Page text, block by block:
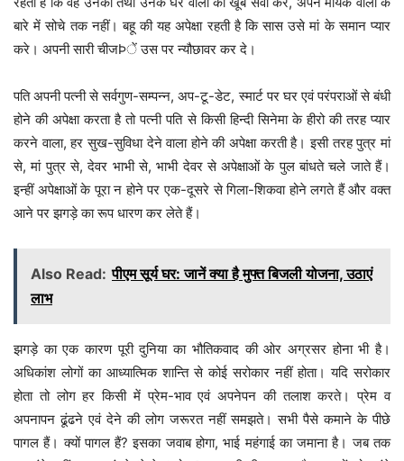
बारे में सोचे तक नहीं। बहू की यह अपेक्षा रहती है कि सास उसे मां के समान प्यार
करे। अपनी सारी चीजÞें उस पर न्यौछावर कर दे।
पति अपनी पत्नी से सर्वगुण-सम्पन्न, अप-टू-डेट, स्मार्ट पर घर एवं परंपराओं से बंधी
होने की अपेक्षा करता है तो पत्नी पति से किसी हिन्दी सिनेमा के हीरो की तरह प्यार
करने वाला, हर सुख-सुविधा देने वाला होने की अपेक्षा करती है। इसी तरह पुत्र मां
से, मां पुत्र से, देवर भाभी से, भाभी देवर से अपेक्षाओं के पुल बांधते चले जाते हैं।
इन्हीं अपेक्षाओं के पूरा न होने पर एक-दूसरे से गिला-शिकवा होने लगते हैं और वक्त
आने पर झगड़े का रूप धारण कर लेते हैं।
Also Read: पीएम सूर्य घर: जानें क्या है मुफ्त बिजली योजना, उठाएं
लाभ
झगड़े का एक कारण पूरी दुनिया का भौतिकवाद की ओर अग्रसर होना भी है।
अधिकांश लोगों का आध्यात्मिक शान्ति से कोई सरोकार नहीं होता। यदि सरोकार
होता तो लोग हर किसी में प्रेम-भाव एवं अपनेपन की तलाश करते। प्रेम व
अपनापन ढूंढने एवं देने की लोग जरूरत नहीं समझते। सभी पैसे कमाने के पीछे
पागल हैं। क्यों पागल हैं? इसका जवाब होगा, भाई महंगाई का जमाना है। जब तक